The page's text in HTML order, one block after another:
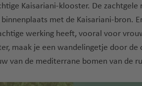
Kaisariani-klooster. De
binnenplaats met de Kaisariani-bron.
werking heeft, vooral voor
maak je een wandelingetje door
van de mediterrane bomen van de